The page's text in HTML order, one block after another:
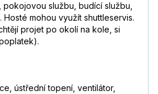
službu, budící službu,
mohou využít shuttleservis.
projet po okolí na kole, si
ústřední topení, ventilátor,